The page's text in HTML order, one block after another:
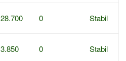
28.700 0 Stabil
3.850 0 Stabil